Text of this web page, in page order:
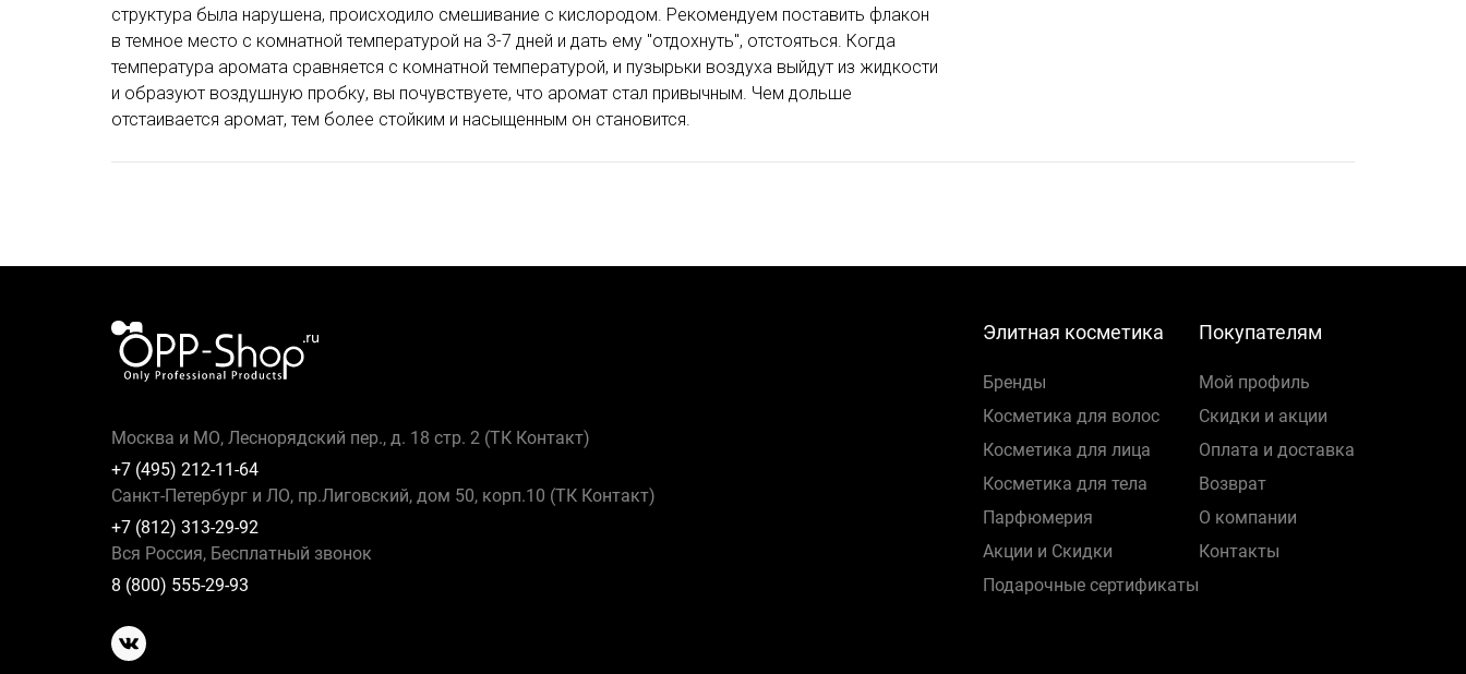
структура была нарушена, происходило смешивание с кислородом. Рекомендуем поставить флакон
в темное место с комнатной температурой на 3-7 дней и дать ему "отдохнуть", отстояться. Когда
температура аромата сравняется с комнатной температурой, и пузырьки воздуха выйдут из жидкости
и образуют воздушную пробку, вы почувствуете, что аромат стал привычным. Чем дольше
отстаивается аромат, тем более стойким и насыщенным он становится.
Москва и МО, Леснорядский пер., д. 18 стр. 2 (ТК Контакт)
+7 (495) 212-11-64
Санкт-Петербург и ЛО, пр.Лиговский, дом 50, корп.10 (ТК Контакт)
+7 (812) 313-29-92
Вся Россия, Бесплатный звонок
8 (800) 555-29-93
Элитная косметика
Бренды
Косметика для волос
Косметика для лица
Косметика для тела
Парфюмерия
Акции и Скидки
Подарочные сертификаты
Покупателям
Мой профиль
Скидки и акции
Оплата и доставка
Возврат
О компании
Контакты